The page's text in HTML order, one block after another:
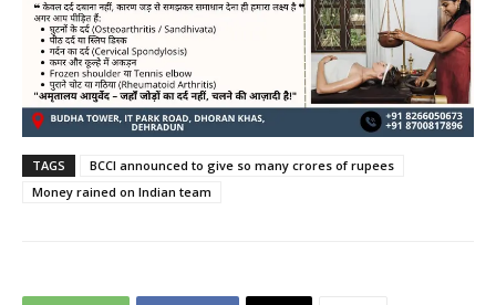
TAGS
BCCI announced to give so many crores of rupees
Money rained on Indian team